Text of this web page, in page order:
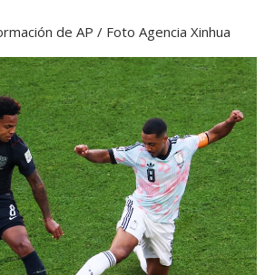
de AP / Foto Agencia Xinhua